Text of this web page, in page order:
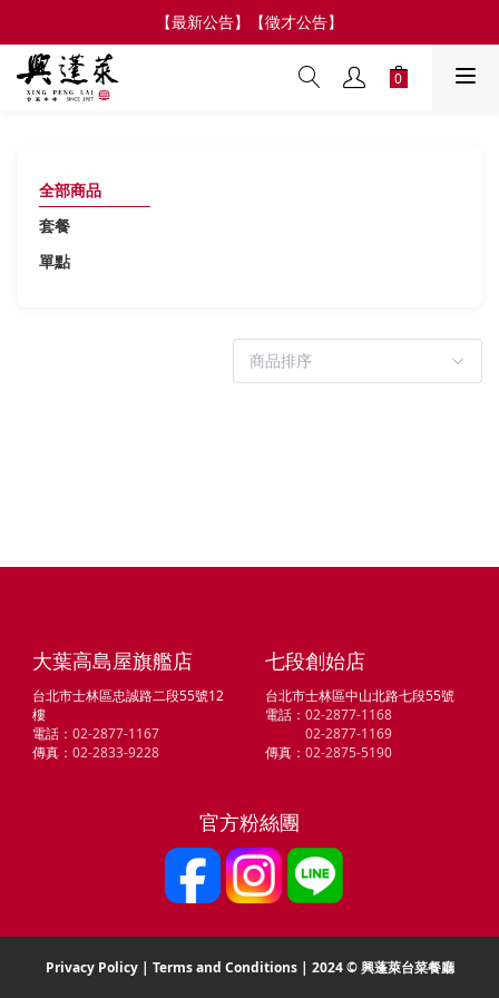
【最新公告】【徵才公告】
0
全部商品
套餐
單點
大葉高島屋旗艦店
台北市士林區忠誠路二段55號12
樓
電話： 02-2877-1167
傳真： 02-2833-9228
七段創始店
台北市士林區中山北路七段55號
電話： 02-2877-1168
02-2877-1169
傳真： 02-2875-5190
官方粉絲團
Privacy Policy| Terms and Conditions| 2024 © 興蓬萊台菜餐廳